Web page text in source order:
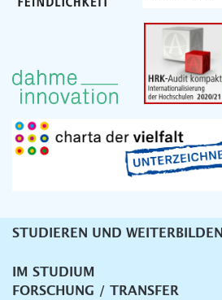
Unternavigation
STUDIEREN UND WEITERBILDEN
IM STUDIUM
FORSCHUNG / TRANSFER